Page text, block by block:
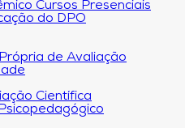
Cursos Presenciais
do DPO
de Avaliação
Científica